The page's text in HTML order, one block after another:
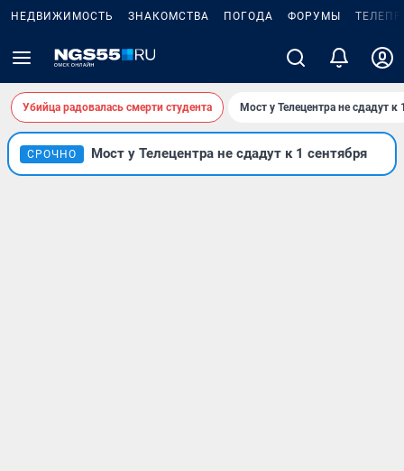
НЕДВИЖИМОСТЬ ЗНАКОМСТВА ПОГОДА ФОРУМЫ
Убийца радовалась смерти студента Мост у Телецентра не сдадут к
СРОЧНО Мост у Телецентра не сдадут к 1 сентября